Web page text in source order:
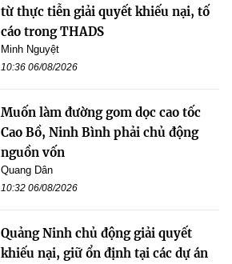
từ thực tiễn giải quyết khiếu nại, tố
cáo trong THADS
Minh Nguyệt
10:36 06/08/2026
Muốn làm đường gom dọc cao tốc
Cao Bồ, Ninh Bình phải chủ động
nguồn vốn
Quang Dân
10:32 06/08/2026
Quảng Ninh chủ động giải quyết
khiếu nại, giữ ổn định tại các dự án